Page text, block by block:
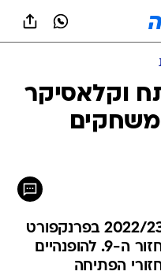
וקלאסיקר
באיירן מינכן תחל את עונת 2022/23 בפרנקפורט
ותתארח אצל דורטמונד במחזור ה-9. להופנהיים
הפתיחה